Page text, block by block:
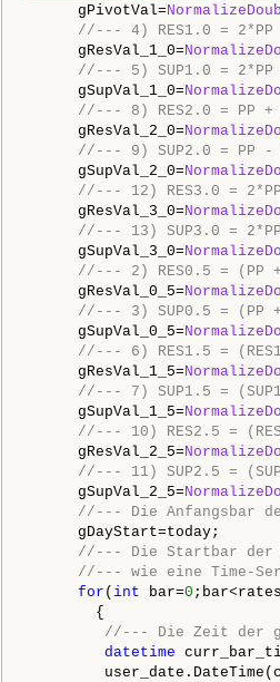
gPivotVal=
//--- 4) RES1.0 = 2*PP
gResVal_1_0=
//--- 5) SUP1.0 = 2*PP
gSupVal_1_0=
//--- 8) RES2.0 = PP +
gResVal_2_0=
//--- 9) SUP2.0 = PP -
gSupVal_2_0=
//--- 12) RES3.0 = 2*PP
gResVal_3_0=
//--- 13) SUP3.0 =
gSupVal_3_0=
//--- 2) RES0.5 = (PP
gResVal_0_5=
//--- 3) SUP0.5 = (PP
gSupVal_0_5=
//--- 6) RES1.5 =
gResVal_1_5=
//--- 7) SUP1.5 =
gSupVal_1_5=
//--- 10) RES2.5 =
gResVal_2_5=
//--- 11) SUP2.5 =
gSupVal_2_5=
//--- Die Anfangsbar
gDayStart=today;
//--- Die Startbar der
//--- wie eine Time-
for ( int bar=0
{
//--- Die Zeit der
datetime